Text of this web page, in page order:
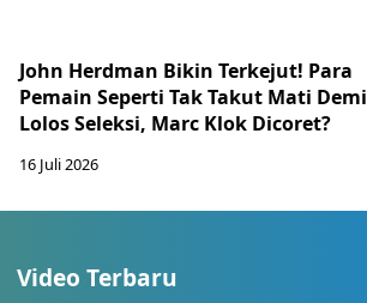
John Herdman Bikin Terkejut! Para
Pemain Seperti Tak Takut Mati Demi
Lolos Seleksi, Marc Klok Dicoret?
16 Juli 2026
Video Terbaru